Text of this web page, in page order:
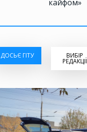
кайфом»
ДОСЬЄ ГІТУ ВИБІР
РЕДАКЦІЇ